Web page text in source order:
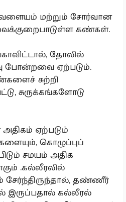
மற்றும் சோர்வான
கண்கள்.
தோலில்
போன்றவை ஏற்படும்.
சுற்றி
சுருக்கங்களோடு
ஏற்படும்
கொழுப்புப்
சமயம் அதிக
.கல்லீரலில்
சேர்ந்திருந்தால், தண்ணீர்
இருப்பதால் கல்லீரல்